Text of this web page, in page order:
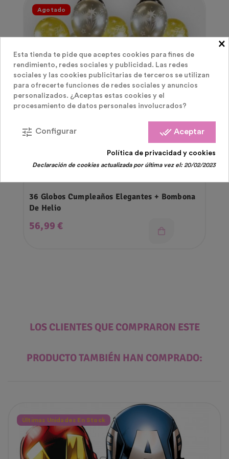
Agotado
36 Globos Cumpleaños Elegantes + Bombona
De Helio
Precio
56,99 €
LOS CLIENTES QUE COMPRARON ESTE
PRODUCTO TAMBIÉN HAN COMPRADO:
Últimas Unidades En Stock
×
Esta tienda te pide que aceptes cookies para fines de
rendimiento, redes sociales y publicidad. Las redes
sociales y las cookies publicitarias de terceros se utilizan
para ofrecerte funciones de redes sociales y anuncios
personalizados. ¿Aceptas estas cookies y el
procesamiento de datos personales involucrados?
done_all Aceptar
tune Configurar
Política de privacidad y cookies
Declaración de cookies actualizada por última vez el:20/02/2023